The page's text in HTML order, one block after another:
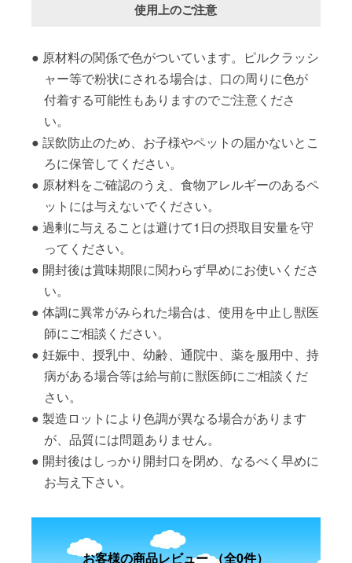
使用上のご注意
原材料の関係で色がついています。ピルクラッシ
ャー等で粉状にされる場合は、口の周りに色が
付着する可能性もありますのでご注意くださ
い。
誤飲防止のため、お子様やペットの届かないとこ
ろに保管してください。
原材料をご確認のうえ、食物アレルギーのあるペ
ットには与えないでください。
過剰に与えることは避けて1日の摂取目安量を守
ってください。
開封後は賞味期限に関わらず早めにお使いくださ
い。
体調に異常がみられた場合は、使用を中止し獣医
師にご相談ください。
妊娠中、授乳中、幼齢、通院中、薬を服用中、持
病がある場合等は給与前に獣医師にご相談くだ
さい。
製造ロットにより色調が異なる場合があります
が、品質には問題ありません。
開封後はしっかり開封口を閉め、なるべく早めに
お与え下さい。
お客様の商品レビュー （全0件）